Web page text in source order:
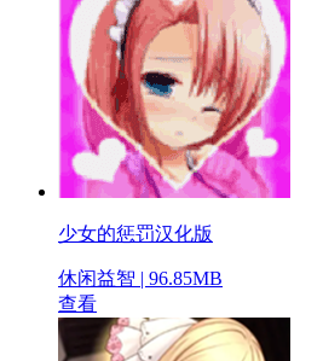
少女的惩罚汉化版
休闲益智 | 96.85MB
查看